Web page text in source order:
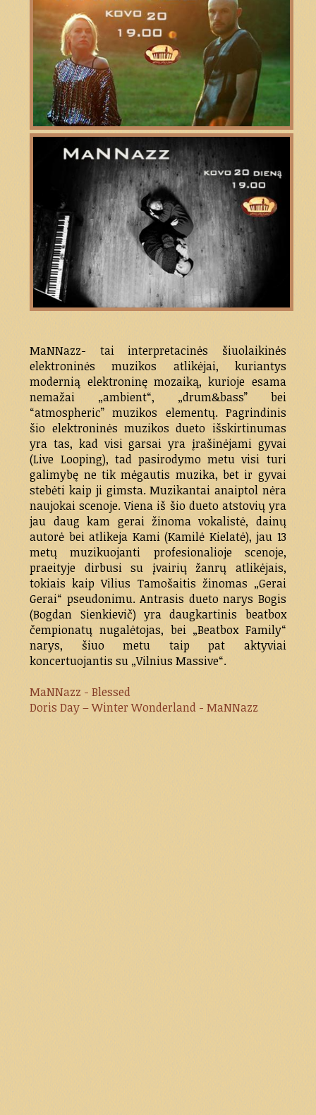
MaNNazz- tai interpretacinės šiuolaikinės
elektroninės muzikos atlikėjai, kuriantys
modernią elektroninę mozaiką, kurioje esama
nemažai „ambient“, „drum&bass” bei
“atmospheric” muzikos elementų. Pagrindinis
šio elektroninės muzikos dueto išskirtinumas
yra tas, kad visi garsai yra įrašinėjami gyvai
(Live Looping), tad pasirodymo metu visi turi
galimybę ne tik mėgautis muzika, bet ir gyvai
stebėti kaip ji gimsta. Muzikantai anaiptol nėra
naujokai scenoje. Viena iš šio dueto atstovių yra
jau daug kam gerai žinoma vokalistė, dainų
autorė bei atlikeja Kami (Kamilė Kielatė), jau 13
metų muzikuojanti profesionalioje scenoje,
praeityje dirbusi su įvairių žanrų atlikėjais,
tokiais kaip Vilius Tamošaitis žinomas „Gerai
Gerai“ pseudonimu. Antrasis dueto narys Bogis
(Bogdan Sienkievič) yra daugkartinis beatbox
čempionatų nugalėtojas, bei „Beatbox Family“
narys, šiuo metu taip pat aktyviai
koncertuojantis su „Vilnius Massive“.
MaNNazz - Blessed
Doris Day – Winter Wonderland - MaNNazz